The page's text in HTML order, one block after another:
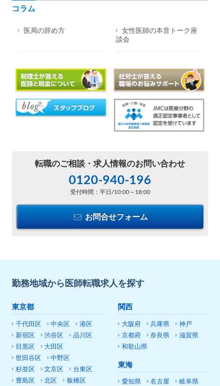
コラム
医局の辞め方
女性医師の本音トーク座
談会
転職のご相談・ 求人情報のお問い合わせ
0120-940-196
受付時間：平日/10:00～18:00
お問合せフォーム
勤務地域から医師転職求人を探す
東京都
千代田区 中央区
港区
新宿区
渋谷区
品川区
目黒区
大田区
世田谷区
中野区
杉並区
文京区
台東区
豊島区
北区
板橋区
関西
大阪府 兵庫県
神戸
京都府
奈良県
滋賀県
和歌山県
東海
愛知県 名古屋
岐阜県